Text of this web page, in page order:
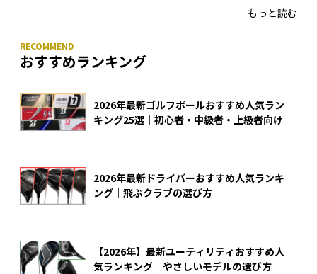
もっと読む
おすすめランキング
2026年最新ゴルフボールおすすめ人気ラン
キング25選｜初心者・中級者・上級者向け
2026年最新ドライバーおすすめ人気ランキ
ング｜飛ぶクラブの選び方
【2026年】最新ユーティリティおすすめ人
気ランキング｜やさしいモデルの選び方